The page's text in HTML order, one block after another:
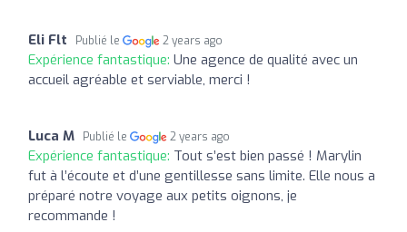
Eli Flt Publié le 2 years ago
Expérience fantastique: Une agence de qualité avec un
accueil agréable et serviable, merci !
Luca M Publié le 2 years ago
Expérience fantastique: Tout s’est bien passé ! Marylin
fut à l’écoute et d’une gentillesse sans limite. Elle nous a
préparé notre voyage aux petits oignons, je
recommande !